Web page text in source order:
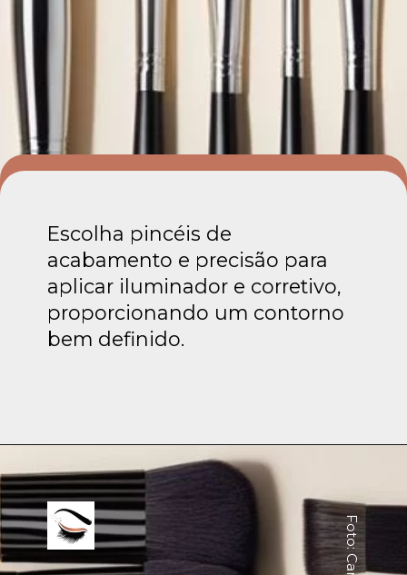
Escolha pincéis de
acabamento e precisão para
aplicar iluminador e corretivo,
proporcionando um contorno
bem definido.
Foto: Canva